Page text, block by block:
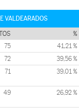
VALDEARADOS
%
75 41,21 %
72 39,56 %
71 39,01 %
49 26,92 %